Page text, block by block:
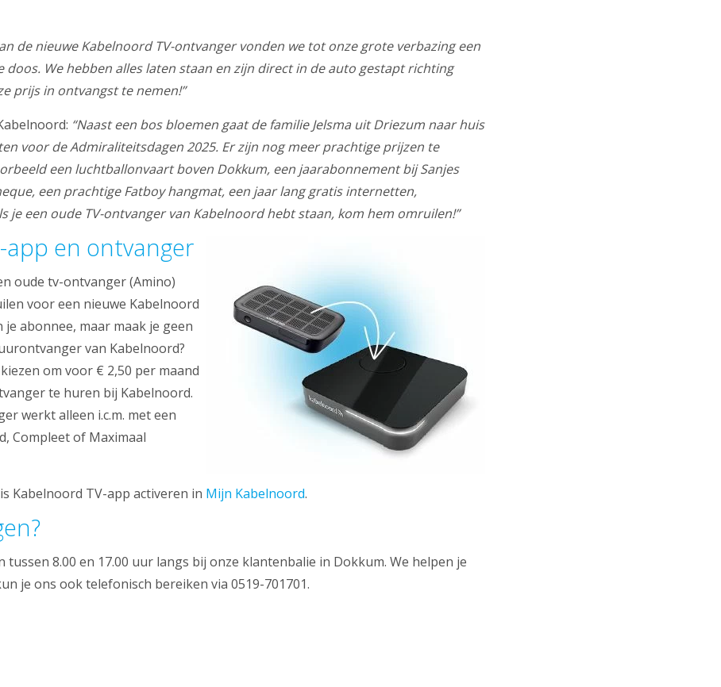
de nieuwe Kabelnoord TV-ontvanger vonden we tot onze grote verbazing een
doos. We hebben alles laten staan en zijn direct in de auto gestapt richting
prijs in ontvangst te nemen!”
“Naast een bos bloemen gaat de familie Jelsma uit Driezum naar huis
voor de Admiraliteitsdagen 2025. Er zijn nog meer prachtige prijzen te
een luchtballonvaart boven Dokkum, een jaarabonnement bij Sanjes
een prachtige Fatboy hangmat, een jaar lang gratis internetten,
je een oude TV-ontvanger van Kabelnoord hebt staan, kom hem omruilen!”
app en ontvanger
oude tv-ontvanger (Amino)
voor een nieuwe Kabelnoord
abonnee, maar maak je geen
van Kabelnoord?
om voor € 2,50 per maand
te huren bij Kabelnoord.
werkt alleen i.c.m. met een
Compleet of Maximaal
Kabelnoord TV-app activeren in Mijn Kabelnoord.
tussen 8.00 en 17.00 uur langs bij onze klantenbalie in Dokkum. We helpen je
je ons ook telefonisch bereiken via 0519-701701.